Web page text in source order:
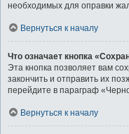
необходимых для оправки
Вернуться к началу
Что означает кнопка
Эта кнопка позволяет вам
закончить и отправить их
перейдите в параграф
Вернуться к началу